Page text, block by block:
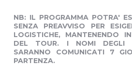
NB: IL PROGRAMMA POTRA'
SENZA PREAVVISO PER
LOGISTICHE, MANTENENDO
DEL TOUR. I NOMI DEGLI
SARANNO COMUNICATI 7
PARTENZA.